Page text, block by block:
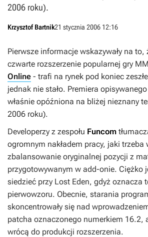
2006 roku).
Krzysztof Bartnik21 stycznia 2006 12:16
Pierwsze informacje wskazywały na to,
czwarte rozszerzenie popularnej gry
Online - trafi na rynek pod koniec
jednak nie stało. Premiera
właśnie opóźniona na bliżej nieznany
2006 roku).
Developerzy z zespołu Funcom
ogromnym nakładem pracy, jaki trzeba
zbalansowanie oryginalnej pozycji z
przygotowywanym w add-onie. Ciężko
siedzieć przy Lost Eden, gdyż oznacza
pierwowzoru. Obecnie, starania
skoncentrowały się nad
patcha oznaczonego numerkiem 16.2,
wrócą do produkcji rozszerzenia.